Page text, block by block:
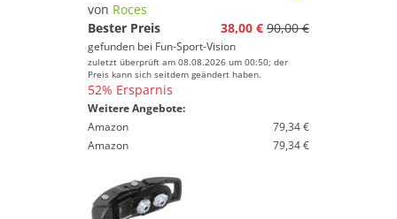
von Roces
Bester Preis
38,00 € 90,00 €
gefunden bei Fun-Sport-Vision
zuletzt überprüft am 08.08.2026 um 00:50; der
Preis kann sich seitdem geändert haben.
52% Ersparnis
Weitere Angebote:
Amazon
79,34 €
Amazon
79,34 €